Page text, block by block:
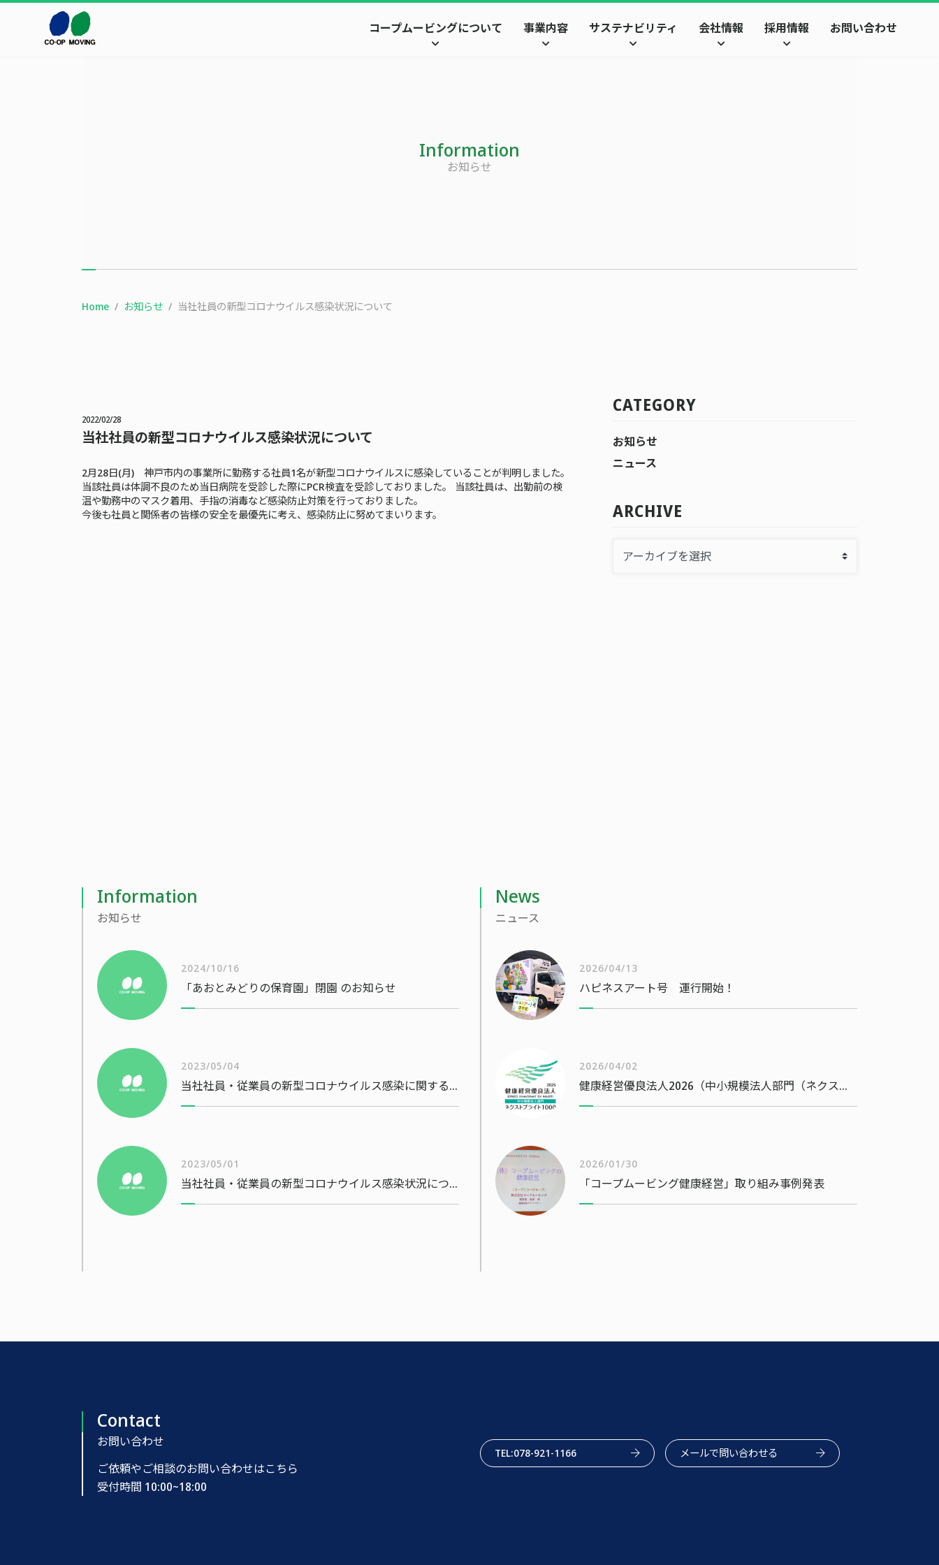
本文までスキップする
コープムービングについて
事業内容 サステナビリティ 会社情報 採用情報 お問い合わせ
Information
お知らせ
Home お知らせ 当社社員の新型コロナウイルス感染状況について
2022/02/28
当社社員の新型コロナウイルス感染状況について
2月28日(月) 神戸市内の事業所に勤務する社員1名が新型コロナウイルスに感染していることが判明しました。
当該社員は体調不良のため当日病院を受診した際にPCR検査を受診しておりました。 当該社員は、出勤前の検
温や勤務中のマスク着用、手指の消毒など感染防止対策を行っておりました。
今後も社員と関係者の皆様の安全を最優先に考え、感染防止に努めてまいります。
CATEGORY
お知らせ
ニュース
ARCHIVE
Information
お知らせ
2024/10/16
「あおとみどりの保育園」閉園 のお知らせ
2023/05/04
当社社員・従業員の新型コロナウイルス感染に関するお知らせ
2023/05/01
当社社員・従業員の新型コロナウイルス感染状況について
News
ニュース
2026/04/13
ハピネスアート号 運行開始！
2026/04/02
健康経営優良法人2026（中小規模法人部門（ネクストブライト1000））
2026/01/30
「コープムービング健康経営」取り組み事例発表
Contact
お問い合わせ
ご依頼やご相談のお問い合わせはこちら
受付時間 10:00~18:00
TEL:078-921-1166 メールで問い合わせる